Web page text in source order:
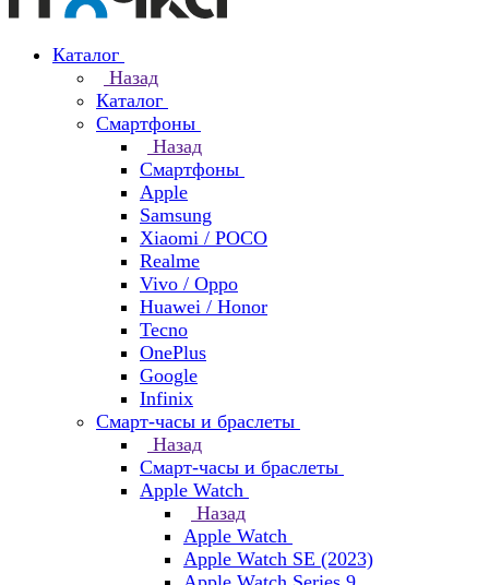
Каталог
Назад
Каталог
Смартфоны
Назад
Смартфоны
Apple
Samsung
Xiaomi / POCO
Realme
Vivo / Oppo
Huawei / Honor
Tecno
OnePlus
Google
Infinix
Смарт-часы и браслеты
Назад
Смарт-часы и браслеты
Apple Watch
Назад
Apple Watch
Apple Watch SE (2023)